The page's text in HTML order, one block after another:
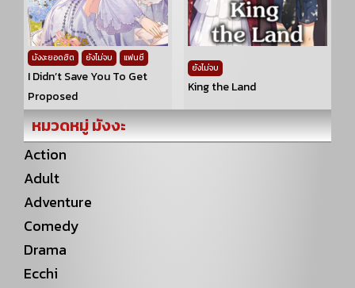
มังงะยอดฮิต ยังไม่จบ แฟนซี
I Didn’t Save You To Get
Proposed
ยังไม่จบ
King the Land
หมวดหมู่ มังงะ
Action
Adult
Adventure
Comedy
Drama
Ecchi